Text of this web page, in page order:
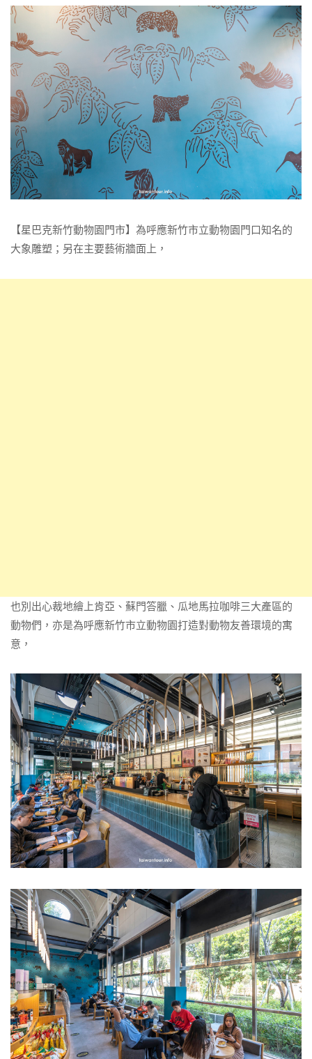
【星巴克新竹動物園門市】為呼應新竹市立動物園門口知名的
大象雕塑；另在主要藝術牆面上，
也別出心裁地繪上肯亞、蘇門答臘、瓜地馬拉咖啡三大產區的
動物們，亦是為呼應新竹市立動物園打造對動物友善環境的寓
意，